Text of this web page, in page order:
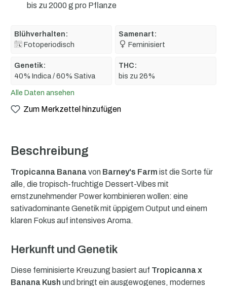
bis zu 2000 g pro Pflanze
Blühverhalten:
Fotoperiodisch
Samenart:
Feminisiert
Genetik:
40% Indica / 60% Sativa
THC:
bis zu 26%
Alle Daten ansehen
Zum Merkzettel hinzufügen
Beschreibung
Tropicanna Bananavon Barney's Farm ist die Sorte für
alle, die tropisch-fruchtige Dessert-Vibes mit
ernstzunehmender Power kombinieren wollen: eine
sativadominante Genetik mit üppigem Output und einem
klaren Fokus auf intensives Aroma.
Herkunft und Genetik
Diese feminisierte Kreuzung basiert auf Tropicanna x
Banana Kush und bringt ein ausgewogenes, modernes